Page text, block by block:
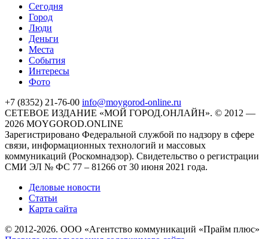
Cегодня
Город
Люди
Деньги
Места
События
Интересы
Фото
+7 (8352) 21-76-00 info@moygorod-online.ru
СЕТЕВОЕ ИЗДАНИЕ «МОЙ ГОРОД.ОНЛАЙН». © 2012 —
2026 MOYGOROD.ONLINE
Зарегистрировано Федеральной службой по надзору в сфере
связи, информационных технологий и массовых
коммуникаций (Роскомнадзор). Свидетельство о регистрации
СМИ ЭЛ № ФС 77 – 81266 от 30 июня 2021 года.
Деловые новости
Статьи
Карта сайта
© 2012-2026. ООО «Агентство коммуникаций «Прайм плюс»